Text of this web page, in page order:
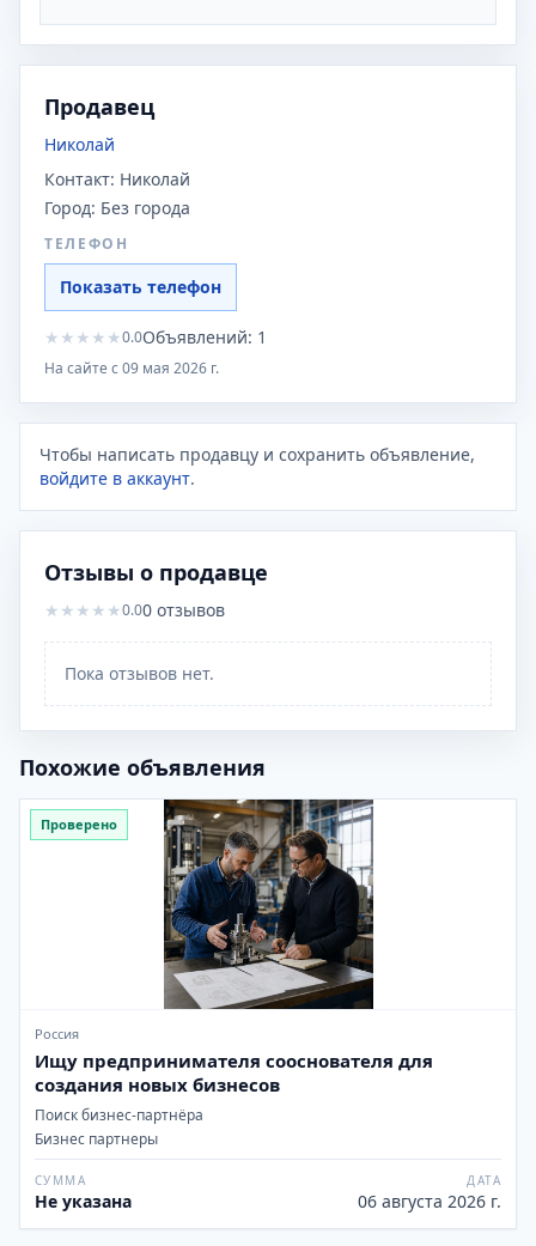
Продавец
Николай
Контакт: Николай
Город: Без города
ТЕЛЕФОН
Показать телефон
★ ★ ★ ★ ★0.0Объявлений: 1
На сайте с09 мая 2026 г.
Чтобы написать продавцу и сохранить объявление,
войдите в аккаунт.
Отзывы о продавце
★ ★ ★ ★ ★0.00 отзывов
Пока отзывов нет.
Похожие объявления
Проверено
Россия
Ищу предпринимателя сооснователя для
создания новых бизнесов
Поиск бизнес-партнёра
Бизнес партнеры
СУММА
Не указана
ДАТА
06 августа 2026 г.